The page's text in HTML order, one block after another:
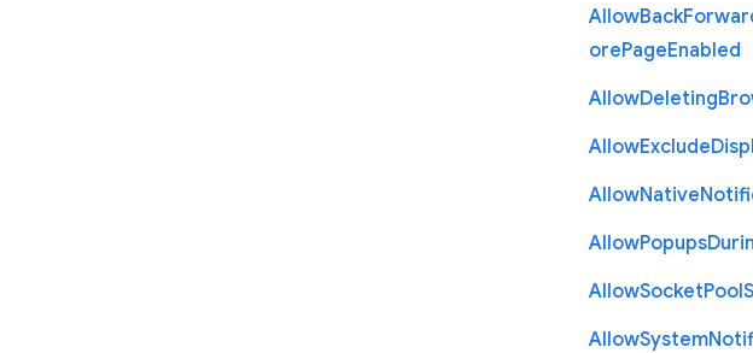
AllowBack
orePageEnabled
AllowDeleting
AllowExclude
AllowNative
AllowPopups
AllowSocketPool
AllowSystem